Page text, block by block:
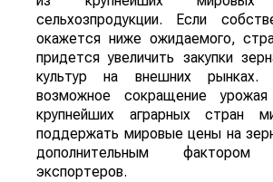
сельхозпродукции. Если
окажется ниже ожидаемого,
придется увеличить закупки
культур на внешних рынках.
возможное сокращение
крупнейших аграрных стран
поддержать мировые цены на
дополнительным
экспортеров.